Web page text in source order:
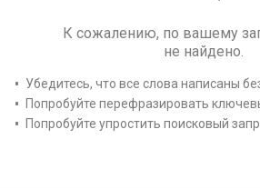
К сожалению, по вашему
не найдено.
Убедитесь, что все слова написаны
Попробуйте перефразировать
Попробуйте упростить поисковый